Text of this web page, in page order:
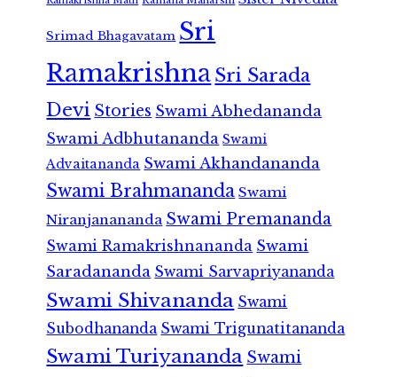
Srimad Bhagavatam Sri
RamakrishnaSri Sarada
Devi Stories Swami Abhedananda
Swami Adbhutananda Swami
Advaitananda Swami Akhandananda
Swami Brahmananda Swami
Niranjanananda Swami Premananda
Swami Ramakrishnananda Swami
Saradananda Swami Sarvapriyananda
Swami Shivananda Swami
Subodhananda Swami Trigunatitananda
Swami Turiyananda Swami